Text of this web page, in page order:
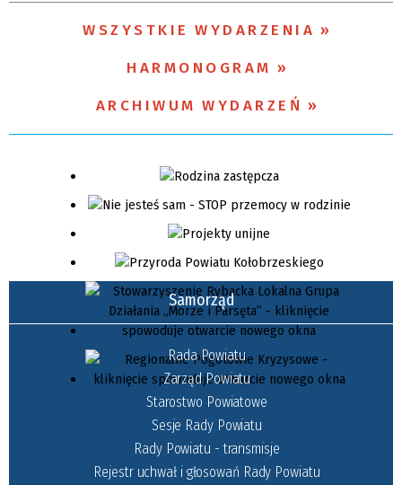
—
Miejsce
Organizator
WSZYSTKIE WYDARZENIA
HARMONOGRAM
ARCHIWUM WYDARZEŃ
Samorząd
Rada Powiatu
Zarząd Powiatu
Starostwo Powiatowe
Sesje Rady Powiatu
Rady Powiatu - transmisje
Rejestr uchwał i głosowań Rady Powiatu